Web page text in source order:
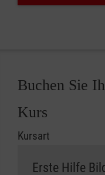
Buchen Sie
Kurs
Kursart